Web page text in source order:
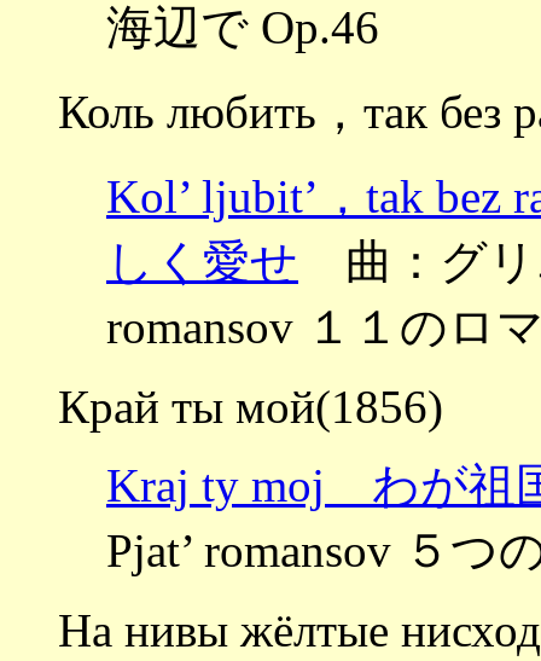
海辺で Op.46
Коль любить，так без
Kol’ ljubit’，tak
しく愛せ 曲：グリ
romansov １１のロ
Край ты мой(1856)
Kraj ty moj わが祖
Pjat’ romansov ５つ
На нивы жёлтые